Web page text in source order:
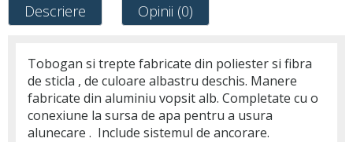
Descriere Opinii (0)
Tobogan si trepte fabricate din poliester si fibra
de sticla , de culoare albastru deschis. Manere
fabricate din aluminiu vopsit alb. Completate cu o
conexiune la sursa de apa pentru a usura
alunecare . Include sistemul de ancorare.